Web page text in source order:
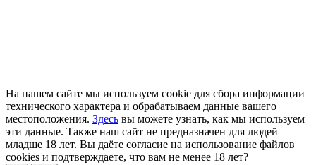
На нашем сайте мы используем cookie для сбора информации
технического характера и обрабатываем данные вашего
местоположения. Здесь вы можете узнать, как мы используем
эти данные. Также наш сайт не предназначен для людей
младше 18 лет. Вы даёте согласие на использование файлов
cookies и подтверждаете, что вам не менее 18 лет?